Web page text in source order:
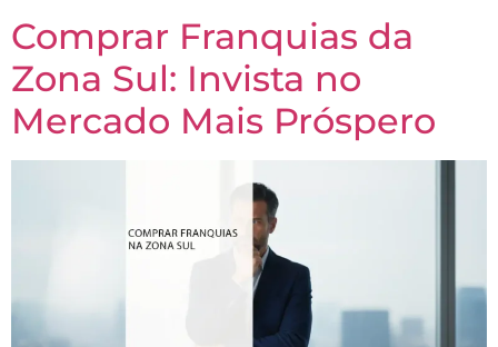
Comprar Franquias da
Zona Sul: Invista no
Mercado Mais Próspero